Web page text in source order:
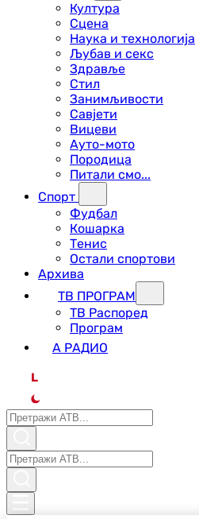
Култура
Сцена
Наука и технологија
Љубав и секс
Здравље
Стил
Занимљивости
Савјети
Вицеви
Ауто-мото
Породица
Питали смо...
Спорт
Фудбал
Кошарка
Тенис
Остали спортови
Архива
ТВ ПРОГРАМ
ТВ Распоред
Програм
А РАДИО
L